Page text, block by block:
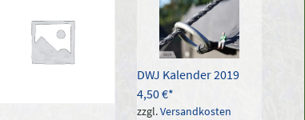
DWJ Kalender 2019
4,50€
zzgl.Versandkosten